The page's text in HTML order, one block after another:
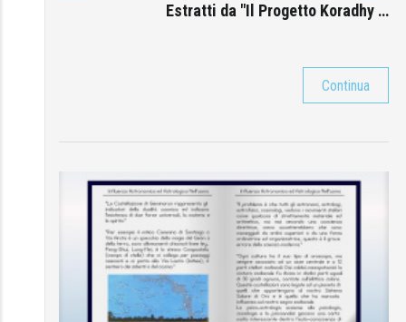
Estratti da "Il Progetto Koradhy …
Continua